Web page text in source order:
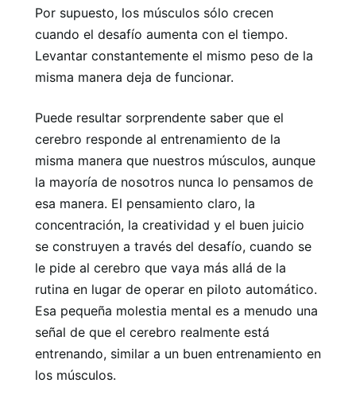
Por supuesto, los músculos sólo crecen
cuando el desafío aumenta con el tiempo.
Levantar constantemente el mismo peso de la
misma manera deja de funcionar.
Puede resultar sorprendente saber que el
cerebro responde al entrenamiento de la
misma manera que nuestros músculos, aunque
la mayoría de nosotros nunca lo pensamos de
esa manera. El pensamiento claro, la
concentración, la creatividad y el buen juicio
se construyen a través del desafío, cuando se
le pide al cerebro que vaya más allá de la
rutina en lugar de operar en piloto automático.
Esa pequeña molestia mental es a menudo una
señal de que el cerebro realmente está
entrenando, similar a un buen entrenamiento en
los músculos.